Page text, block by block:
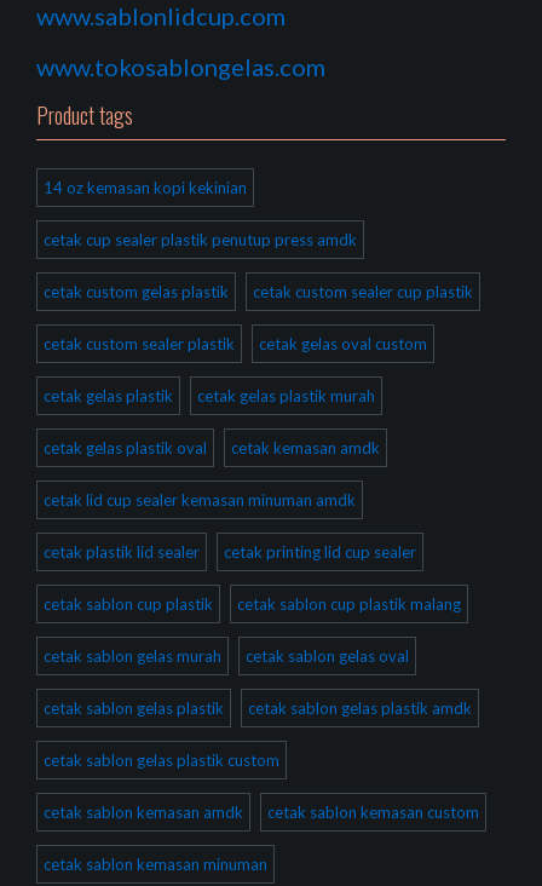
www.sablonlidcup.com
www.tokosablongelas.com
Product tags
14 oz kemasan kopi kekinian
cetak cup sealer plastik penutup press amdk
cetak custom gelas plastik cetak custom sealer cup plastik
cetak custom sealer plastik cetak gelas oval custom
cetak gelas plastik cetak gelas plastik murah
cetak gelas plastik oval cetak kemasan amdk
cetak lid cup sealer kemasan minuman amdk
cetak plastik lid sealer cetak printing lid cup sealer
cetak sablon cup plastik cetak sablon cup plastik malang
cetak sablon gelas murah cetak sablon gelas oval
cetak sablon gelas plastik cetak sablon gelas plastik amdk
cetak sablon gelas plastik custom
cetak sablon kemasan amdk cetak sablon kemasan custom
cetak sablon kemasan minuman